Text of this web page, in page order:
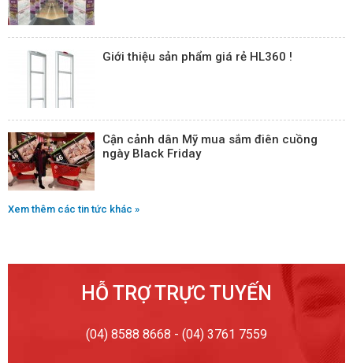
Giới thiệu sản phẩm giá rẻ HL360 !
Cận cảnh dân Mỹ mua sắm điên cuồng
ngày Black Friday
Xem thêm các tin tức khác »
HỖ TRỢ TRỰC TUYẾN
(04) 8588 8668 - (04) 3761 7559